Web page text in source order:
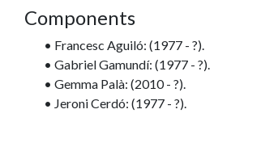
Components
• Francesc Aguiló: (1977 - ?).
• Gabriel Gamundí: (1977 - ?).
• Gemma Palà: (2010 - ?).
• Jeroni Cerdó: (1977 - ?).